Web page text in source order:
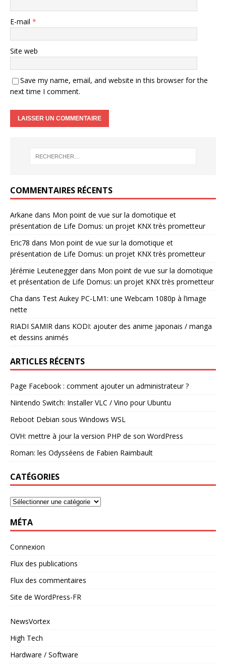
E-mail *
Site web
Save my name, email, and website in this browser for the
next time I comment.
COMMENTAIRES RÉCENTS
Arkane dans Mon point de vue sur la domotique et
présentation de Life Domus: un projet KNX très prometteur
Eric78 dans Mon point de vue sur la domotique et
présentation de Life Domus: un projet KNX très prometteur
Jérémie Leuteneggerdans Mon point de vue sur la domotique
et présentation de Life Domus: un projet KNX très prometteur
Cha dans Test Aukey PC-LM1: une Webcam 1080p à l’image
nette
RIADI SAMIR dans KODI: ajouter des anime japonais / manga
et dessins animés
ARTICLES RÉCENTS
Page Facebook : comment ajouter un administrateur ?
Nintendo Switch: Installer VLC / Vino pour Ubuntu
Reboot Debian sous Windows WSL
OVH: mettre à jour la version PHP de son WordPress
Roman: les Odysséens de Fabien Raimbault
CATÉGORIES
MÉTA
Connexion
Flux des publications
Flux des commentaires
Site de WordPress-FR
NewsVortex
High Tech
Hardware / Software